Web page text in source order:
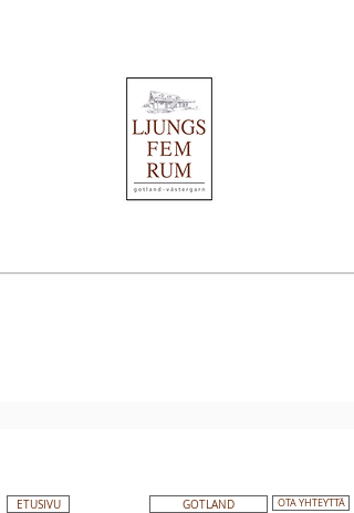
ETUSIVU GOTLAND OTA YHTEYTTÄ